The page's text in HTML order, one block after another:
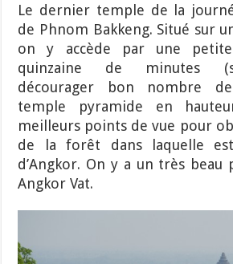
Le dernier temple de la
de Phnom Bakkeng. Situé sur
on y accède par une petite
quinzaine de minutes
décourager bon nombre
temple pyramide en
meilleurs points de vue pour
de la forêt dans laquelle
d’Angkor. On y a un très
Angkor Vat.